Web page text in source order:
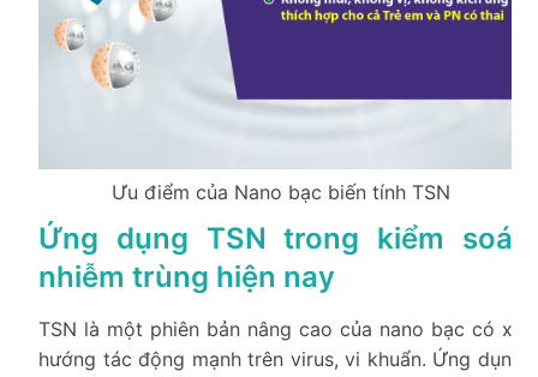
Ưu điểm của Nano bạc biến tính TSN
Ứng dụng TSN trong kiểm soát
nhiễm trùng hiện nay
TSN là một phiên bản nâng cao của nano bạc có xu
hướng tác động mạnh trên virus, vi khuẩn. Ứng dụng